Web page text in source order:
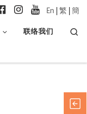
联络我们
En | 繁 | 簡